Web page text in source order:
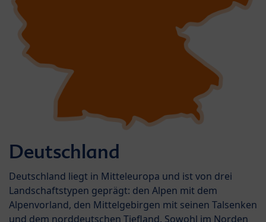
Deutschland
Deutschland liegt in Mitteleuropa und ist von drei
Landschaftstypen geprägt: den Alpen mit dem
Alpenvorland, den Mittelgebirgen mit seinen Talsenken
und dem norddeutschen Tiefland. Sowohl im Norden